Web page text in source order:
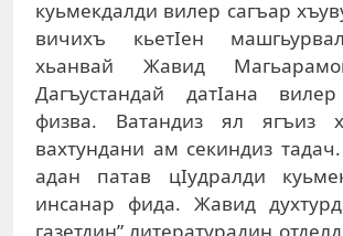
куьмекдалди вилер сагъар
вичихъ кьетIен
хьанвай Жавид
Дагъустандай датIана
физва. Ватандиз ял ягъиз
вахтундани ам секиндиз
адан патав цIудралди
инсанар фида. Жавид